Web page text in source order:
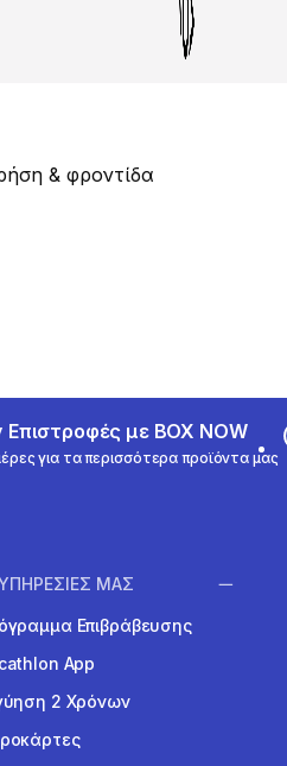
& φροντίδα
με BOX NOW
για τα περισσότερα προϊόντα μας
ΜΑΣ
Επιβράβευσης
App
2 Χρόνων